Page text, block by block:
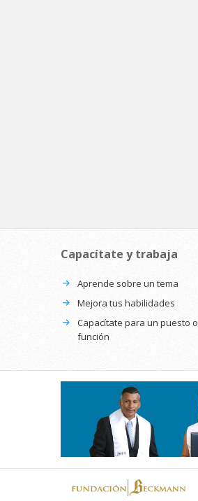
Capacítate y trabaja
Aprende sobre un tema
Mejora tus habilidades
Capacítate para un puesto o
función